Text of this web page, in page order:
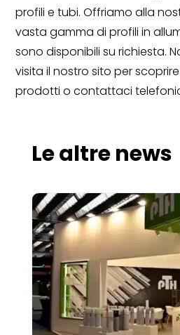
profili e tubi. Offriamo alla
vasta gamma di profili in
sono disponibili su richiesta.
visita il nostro sito per
prodotti o contattaci
Le altre news